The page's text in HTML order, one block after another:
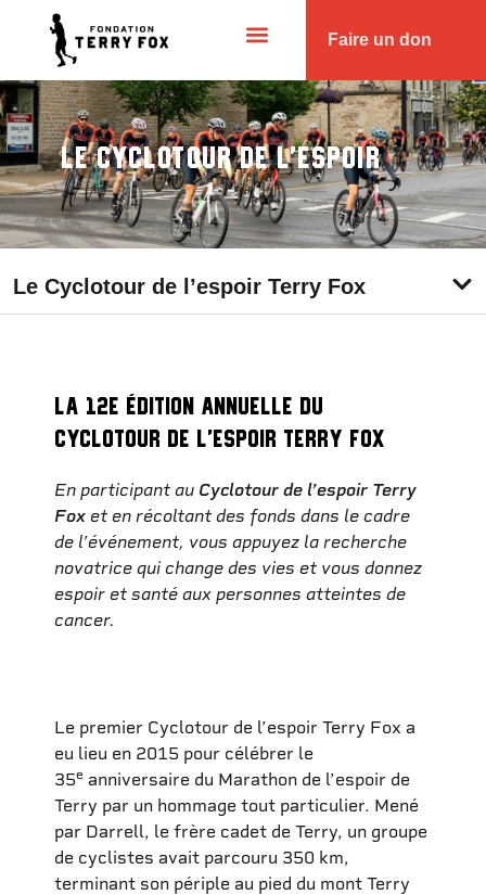
Faire un don
Le Cyclotour de l’espoir
Le Cyclotour de l’espoir Terry Fox
La 12e édition annuelle du
Cyclotour de l’espoir Terry Fox
En participant au Cyclotour de l’espoir Terry
Fox et en récoltant des fonds dans le cadre
de l’événement, vous appuyez la recherche
novatrice qui change des vies et vous donnez
espoir et santé aux personnes atteintes de
cancer.
Le premier Cyclotour de l’espoir Terry Fox a
eu lieu en 2015 pour célébrer le
35e anniversaire du Marathon de l’espoir de
Terry par un hommage tout particulier. Mené
par Darrell, le frère cadet de Terry, un groupe
de cyclistes avait parcouru 350 km,
terminant son périple au pied du mont Terry